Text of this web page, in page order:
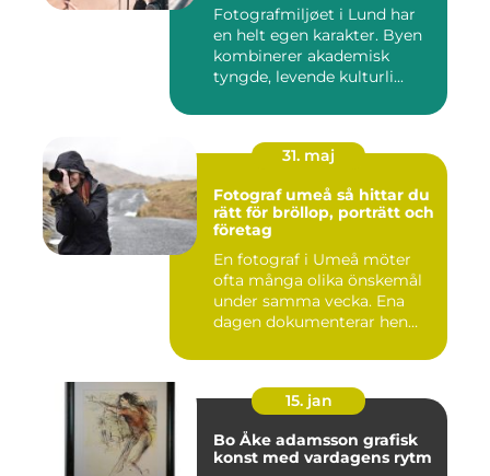
Fotografmiljøet i Lund har
en helt egen karakter. Byen
kombinerer akademisk
tyngde, levende kulturli...
31. maj
Fotograf umeå så hittar du
rätt för bröllop, porträtt och
företag
En fotograf i Umeå möter
ofta många olika önskemål
under samma vecka. Ena
dagen dokumenterar hen
15. jan
Bo Åke adamsson grafisk
konst med vardagens rytm